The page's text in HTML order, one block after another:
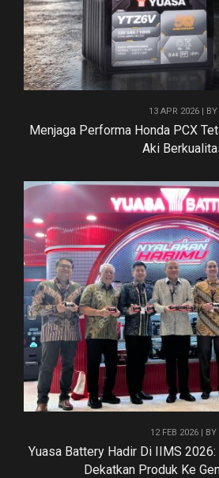
13 APR 2026 | BY
Menjaga Performa Honda PCX
Aki
12 FEB 2026 | BY
Yuasa Battery Hadir Di IIMS
Dekatkan Produk Ke